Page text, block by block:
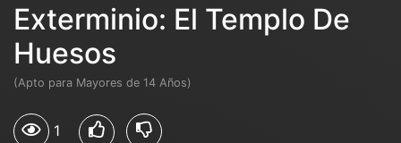
Exterminio: El Templo De
Huesos
(Apto para Mayores de 14 Años)
1